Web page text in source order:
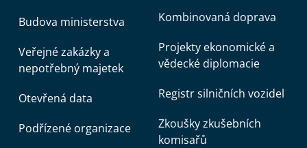
Budova ministerstva
Veřejné zakázky a
nepotřebný majetek
Otevřená data
Podřízené organizace
Kombinovaná doprava
Projekty ekonomické a
vědecké diplomacie
Registr silničních vozidel
Zkoušky zkušebních
komisařů